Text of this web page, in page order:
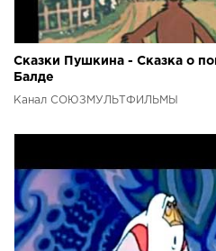
Сказки Пушкина - Сказка о
Балде
Канал СОЮЗМУЛЬТФИЛЬМЫ